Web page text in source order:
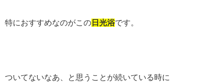
特におすすめなのがこの 日光浴です。
ついてないなあ、と思うことが続いている時に